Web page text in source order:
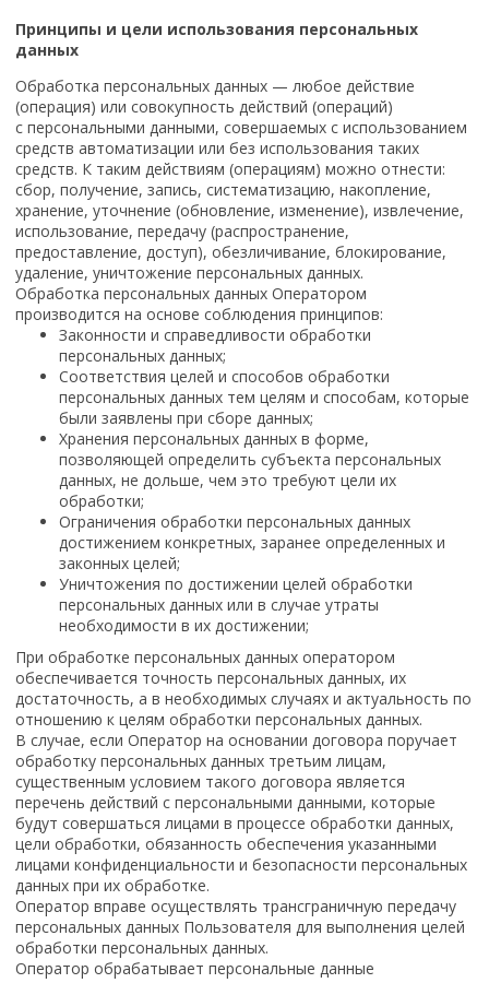
Принципы и цели использования персональных
данных
Обработка персональных данных — любое действие
(операция) или совокупность действий (операций)
с персональными данными, совершаемых с использованием
средств автоматизации или без использования таких
средств. К таким действиям (операциям) можно отнести:
сбор, получение, запись, систематизацию, накопление,
хранение, уточнение (обновление, изменение), извлечение,
использование, передачу (распространение,
предоставление, доступ), обезличивание, блокирование,
удаление, уничтожение персональных данных.
Обработка персональных данных Оператором
производится на основе соблюдения принципов:
Законности и справедливости обработки
персональных данных;
Соответствия целей и способов обработки
персональных данных тем целям и способам, которые
были заявлены при сборе данных;
Хранения персональных данных в форме,
позволяющей определить субъекта персональных
данных, не дольше, чем это требуют цели их
обработки;
Ограничения обработки персональных данных
достижением конкретных, заранее определенных и
законных целей;
Уничтожения по достижении целей обработки
персональных данных или в случае утраты
необходимости в их достижении;
При обработке персональных данных оператором
обеспечивается точность персональных данных, их
достаточность, а в необходимых случаях и актуальность по
отношению к целям обработки персональных данных.
В случае, если Оператор на основании договора поручает
обработку персональных данных третьим лицам,
существенным условием такого договора является
перечень действий с персональными данными, которые
будут совершаться лицами в процессе обработки данных,
цели обработки, обязанность обеспечения указанными
лицами конфиденциальности и безопасности персональных
данных при их обработке.
Оператор вправе осуществлять трансграничную передачу
персональных данных Пользователя для выполнения целей
обработки персональных данных.
Оператор обрабатывает персональные данные